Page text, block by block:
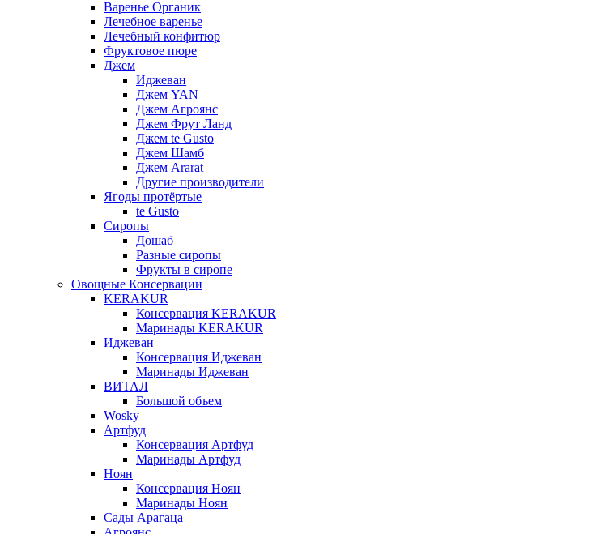
Варенье Органик
Лечебное варенье
Лечебный конфитюр
Фруктовое пюре
Джем
Иджеван
Джем YAN
Джем Агроянс
Джем Фрут Ланд
Джем te Gusto
Джем Шамб
Джем Ararat
Другие производители
Ягоды протёртые
te Gusto
Сиропы
Дошаб
Разные сиропы
Фрукты в сиропе
Овощные Консервации
KERAKUR
Консервация KERAKUR
Маринады KERAKUR
Иджеван
Консервация Иджеван
Маринады Иджеван
ВИТАЛ
Большой объем
Wosky
Артфуд
Консервация Артфуд
Маринады Артфуд
Ноян
Консервация Ноян
Маринады Ноян
Сады Арагаца